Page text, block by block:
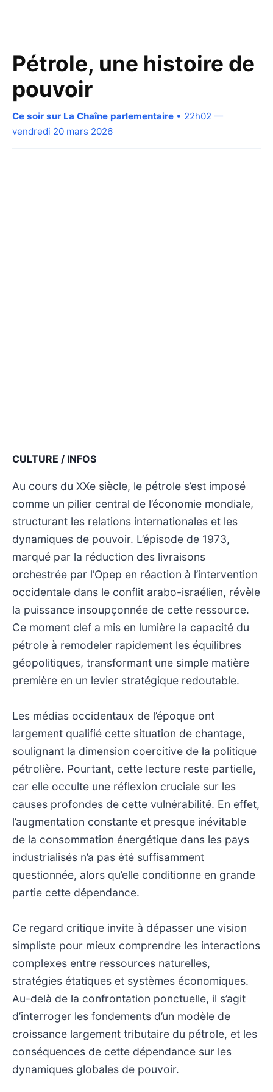
Pétrole, une histoire de
pouvoir
Ce soir sur La Chaîne parlementaire • 22h02 —
vendredi 20 mars 2026
CULTURE / INFOS
Au cours du XXe siècle, le pétrole s’est imposé
comme un pilier central de l’économie mondiale,
structurant les relations internationales et les
dynamiques de pouvoir. L’épisode de 1973,
marqué par la réduction des livraisons
orchestrée par l’Opep en réaction à l’intervention
occidentale dans le conflit arabo-israélien, révèle
la puissance insoupçonnée de cette ressource.
Ce moment clef a mis en lumière la capacité du
pétrole à remodeler rapidement les équilibres
géopolitiques, transformant une simple matière
première en un levier stratégique redoutable.
Les médias occidentaux de l’époque ont
largement qualifié cette situation de chantage,
soulignant la dimension coercitive de la politique
pétrolière. Pourtant, cette lecture reste partielle,
car elle occulte une réflexion cruciale sur les
causes profondes de cette vulnérabilité. En effet,
l’augmentation constante et presque inévitable
de la consommation énergétique dans les pays
industrialisés n’a pas été suffisamment
questionnée, alors qu’elle conditionne en grande
partie cette dépendance.
Ce regard critique invite à dépasser une vision
simpliste pour mieux comprendre les interactions
complexes entre ressources naturelles,
stratégies étatiques et systèmes économiques.
Au-delà de la confrontation ponctuelle, il s’agit
d’interroger les fondements d’un modèle de
croissance largement tributaire du pétrole, et les
conséquences de cette dépendance sur les
dynamiques globales de pouvoir.